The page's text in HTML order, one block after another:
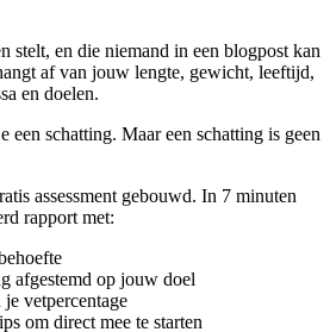
stelt, en die niemand in een blogpost kan
af van jouw lengte, gewicht, leeftijd,
en doelen.
een schatting. Maar een schatting is geen
assessment gebouwd. In 7 minuten
rapport met:
afgestemd op jouw doel
vetpercentage
om direct mee te starten